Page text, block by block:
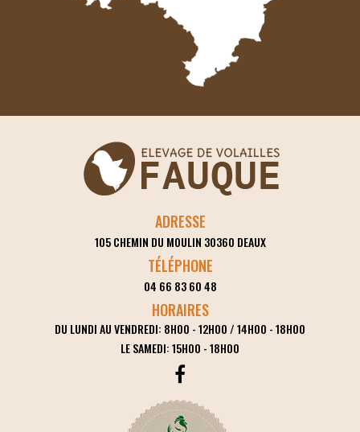
ADRESSE
105 CHEMIN DU MOULIN 30360 DEAUX
TÉLÉPHONE
04 66 83 60 48
HORAIRES
DU LUNDI AU VENDREDI: 8H00 - 12H00 / 14H00 - 18H00
LE SAMEDI: 15H00 - 18H00